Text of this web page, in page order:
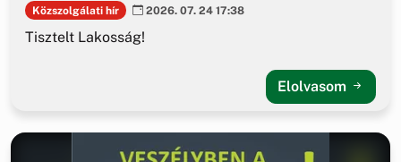
Közszolgálati hír 2026. 07. 24 17:38
Tisztelt Lakosság!
Elolvasom